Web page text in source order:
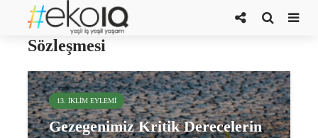
BM İklim Değişikliği Çerçeve
Sözleşmesi
13. İKLIM EYLEMI
Gezegenimiz Kritik Derecelerin